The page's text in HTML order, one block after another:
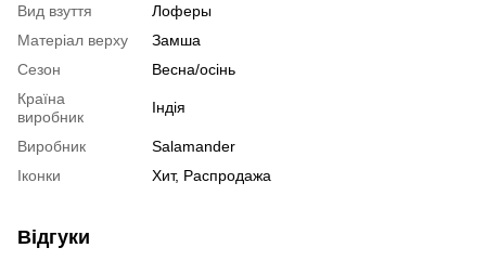
Вид взуття
Лоферы
Матеріал верху
Замша
Сезон
Весна/осінь
Країна
виробник
Індія
Виробник
Salamander
Іконки
Хит, Распродажа
Відгуки